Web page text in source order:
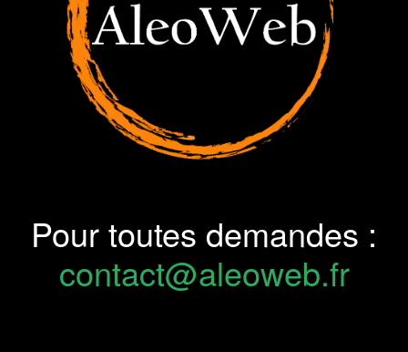
Pour toutes demandes :
contact@aleoweb.fr